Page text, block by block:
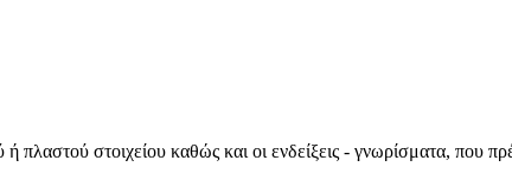
πλαστού στοιχείου καθώς και οι ενδείξεις - γνωρίσματα, που